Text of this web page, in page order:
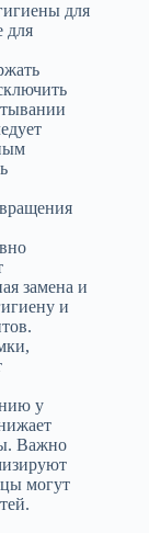
для
для
замена и
и
у
Важно
могут